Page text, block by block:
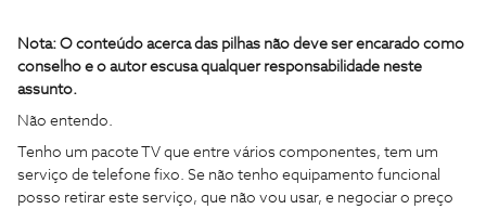
Nota: O conteúdo acerca das pilhas não deve ser encarado como
conselho e o autor escusa qualquer responsabilidade neste
assunto.
Não entendo.
Tenho um pacote TV que entre vários componentes, tem um
serviço de telefone fixo. Se não tenho equipamento funcional
posso retirar este serviço, que não vou usar, e negociar o preço